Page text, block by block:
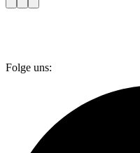
Folge uns: